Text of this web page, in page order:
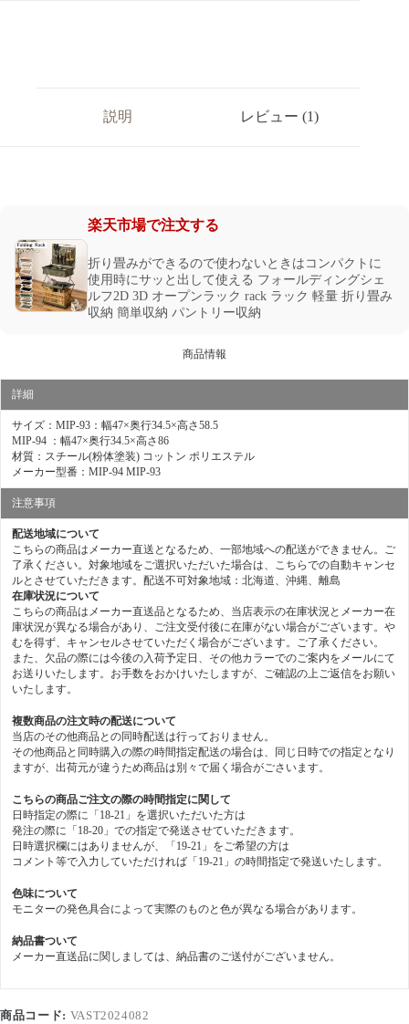
説明 レビュー (1)
楽天市場で注文する
折り畳みができるので使わないときはコンパクトに
使用時にサッと出して使える フォールディングシェ
ルフ2D 3D オープンラック rack ラック 軽量 折り畳み
収納 簡単収納 パントリー収納
商品情報
詳細
サイズ：MIP-93：幅47×奥行34.5×高さ58.5
MIP-94 ：幅47×奥行34.5×高さ86
材質：スチール(粉体塗装) コットン ポリエステル
メーカー型番：MIP-94 MIP-93
注意事項
配送地域について
こちらの商品はメーカー直送となるため、一部地域への配送ができません。ご
了承ください。対象地域をご選択いただいた場合は、こちらでの自動キャンセ
ルとさせていただきます。配送不可対象地域：北海道、沖縄、離島
在庫状況について
こちらの商品はメーカー直送品となるため、当店表示の在庫状況とメーカー在
庫状況が異なる場合があり、ご注文受付後に在庫がない場合がございます。や
むを得ず、キャンセルさせていただく場合がございます。ご了承ください。
また、欠品の際には今後の入荷予定日、その他カラーでのご案内をメールにて
お送りいたします。お手数をおかけいたしますが、ご確認の上ご返信をお願い
いたします。
複数商品の注文時の配送について
当店のその他商品との同時配送は行っておりません。
その他商品と同時購入の際の時間指定配送の場合は、同じ日時での指定となり
ますが、出荷元が違うため商品は別々で届く場合がごさいます。
こちらの商品ご注文の際の時間指定に関して
日時指定の際に「18-21」を選択いただいた方は
発注の際に「18-20」での指定で発送させていただきます。
日時選択欄にはありませんが、「19-21」をご希望の方は
コメント等で入力していただければ「19-21」の時間指定で発送いたします。
色味について
モニターの発色具合によって実際のものと色が異なる場合があります。
納品書ついて
メーカー直送品に関しましては、納品書のご送付がございません。
商品コード: VAST2024082